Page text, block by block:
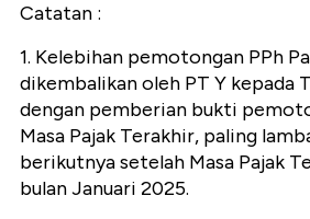
Catatan :
1. Kelebihan pemotongan PPh
dikembalikan oleh PT Y kepada
dengan pemberian bukti
Masa Pajak Terakhir, paling
berikutnya setelah Masa Pajak
bulan Januari 2025.